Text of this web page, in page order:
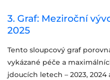
3. Graf: Meziroční
2025
Tento sloupcový graf
vykázané péče a
jdoucích letech – 2023, 2024